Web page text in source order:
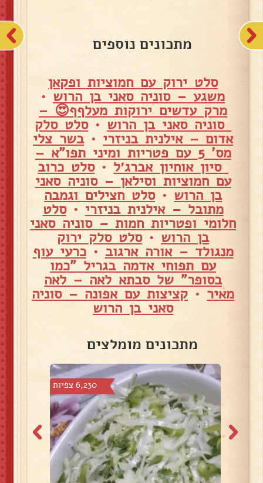
מתכונים נוספים
סלט ירוק עם חמוציות ופקאן
משגע – סוניה סאני בן הרוש •
מרק עדשים ירוקות מעלףף😍 –
סוניה סאני בן הרוש •סלט סלק
אדום – אילנית בניזרי •בשר צלי
מס' 5 עם פטריות ומיני תפו"א –
סיון אוחיון אברג׳ל •סלט כרוב
עם חמוציות וסילאן – סוניה סאני
בן הרוש •סלט חצילים וגמבה
מתובל – אילנית בניזרי•סלט
חלומי ופטריות חמות – סוניה סאני
בן הרוש •סלט סלק ירוק
מנגולד – אורה ארגוב •כרעי עוף
עם תפוחי אדמה בגריל "כמו
בסופר" של סבתא לאה – לאה
מאיר • קציצות עם אפונה – סוניה
סאני בן הרוש
מתכונים מומלצים
6,230 צפיות